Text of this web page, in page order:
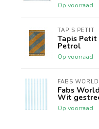
Op voorraad
TAPIS PETIT
Tapis
Petrol
Op voorraad
FABS WORLD
Fabs
Wit
Op voorraad